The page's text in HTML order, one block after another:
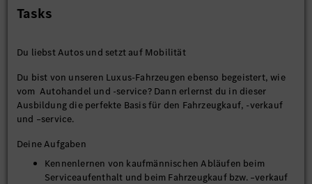
Tasks
Du liebst Autos und setzt auf Mobilität
Du bist von unseren Luxus-Fahrzeugen ebenso begeistert, wie
vom Autohandel und -service? Dann erlernst du in dieser
Ausbildung die perfekte Basis für den Fahrzeugkauf, -verkauf
und –service.
Deine Aufgaben
Kennenlernen von kaufmännischen Abläufen beim
Serviceaufenthalt und beim Fahrzeugkauf bzw. –verkauf